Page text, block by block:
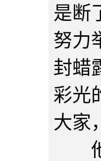
是断
努力
封蜡
彩光
大家
他